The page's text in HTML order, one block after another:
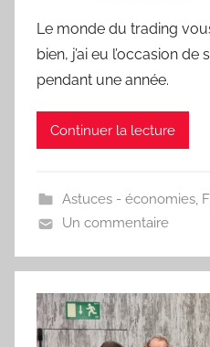
Le monde du trading
bien, j’ai eu l’occasion de
pendant une année.
Continuer la lecture
Astuces - économies,
Un commentaire